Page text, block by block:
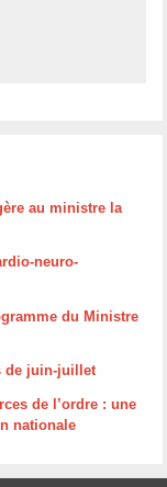
au ministre la
neuro-
du Ministre
de juin-juillet
de l’ordre : une
nationale